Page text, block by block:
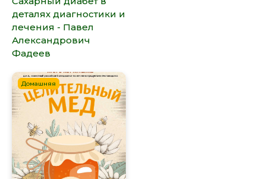
деталях диагностики и
лечения - Павел
Александрович
Фадеев
Домашняя